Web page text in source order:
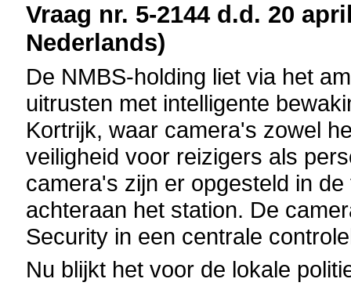
Vraag nr. 5-2144 d.d. 20
Nederlands)
De NMBS-holding liet via het
uitrusten met intelligente
Kortrijk, waar camera's zowel
veiligheid voor reizigers als
camera's zijn er opgesteld in
achteraan het station. De
Security in een centrale
Nu blijkt het voor de lokale